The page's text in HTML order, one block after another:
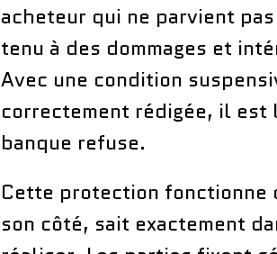
acheteur qui ne parvient
tenu à des dommages et
Avec une condition
correctement rédigée, il est
banque refuse.
Cette protection fonctionne
son côté, sait exactement